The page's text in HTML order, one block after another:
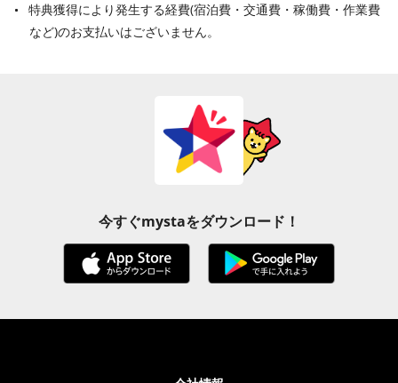
特典獲得により発生する経費(宿泊費・交通費・稼働費・作業費
など)のお支払いはございません。
今すぐmystaをダウンロード！